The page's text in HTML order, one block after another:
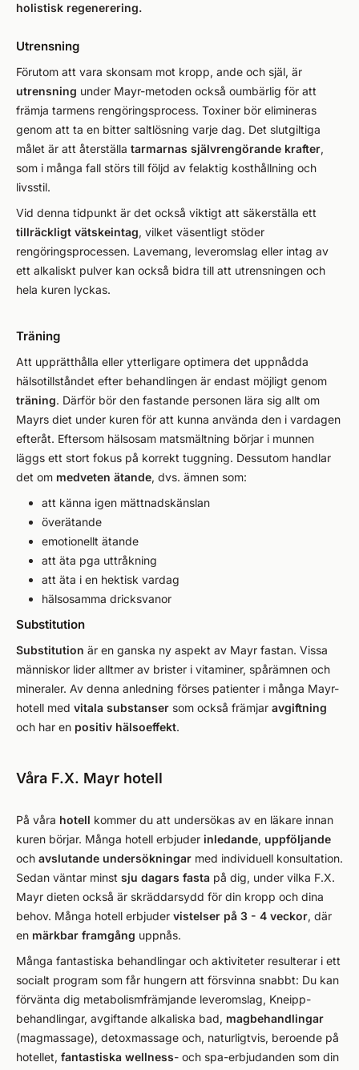
holistisk regenerering.
Utrensning
Förutom att vara skonsam mot kropp, ande och själ, är
utrensning under Mayr-metoden också oumbärlig för att
främja tarmens rengöringsprocess. Toxiner bör elimineras
genom att ta en bitter saltlösning varje dag. Det slutgiltiga
målet är att återställa tarmarnas självrengörande krafter,
som i många fall störs till följd av felaktig kosthållning och
livsstil.
Vid denna tidpunkt är det också viktigt att säkerställa ett
tillräckligt vätskeintag, vilket väsentligt stöder
rengöringsprocessen. Lavemang, leveromslag eller intag av
ett alkaliskt pulver kan också bidra till att utrensningen och
hela kuren lyckas.
Träning
Att upprätthålla eller ytterligare optimera det uppnådda
hälsotillståndet efter behandlingen är endast möjligt genom
träning. Därför bör den fastande personen lära sig allt om
Mayrs diet under kuren för att kunna använda den i vardagen
efteråt. Eftersom hälsosam matsmältning börjar i munnen
läggs ett stort fokus på korrekt tuggning. Dessutom handlar
det om medveten ätande, dvs. ämnen som:
att känna igen mättnadskänslan
överätande
emotionellt ätande
att äta pga uttråkning
att äta i en hektisk vardag
hälsosamma dricksvanor
Substitution
Substitution är en ganska ny aspekt av Mayr fastan. Vissa
människor lider alltmer av brister i vitaminer, spårämnen och
mineraler. Av denna anledning förses patienter i många Mayr-
hotell med vitala substanser som också främjar avgiftning
och har en positiv hälsoeffekt.
Våra F.X. Mayr hotell
På våra hotell kommer du att undersökas av en läkare innan
kuren börjar. Många hotell erbjuder inledande, uppföljande
och avslutande undersökningar med individuell konsultation.
Sedan väntar minst sju dagars fasta på dig, under vilka F.X.
Mayr dieten också är skräddarsydd för din kropp och dina
behov. Många hotell erbjuder vistelser på 3 - 4 veckor, där
en märkbar framgång uppnås.
Många fantastiska behandlingar och aktiviteter resulterar i ett
socialt program som får hungern att försvinna snabbt: Du kan
förvänta dig metabolismfrämjande leveromslag, Kneipp-
behandlingar, avgiftande alkaliska bad, magbehandlingar
(magmassage), detoxmassage och, naturligtvis, beroende på
hotellet, fantastiska wellness- och spa-erbjudanden som din